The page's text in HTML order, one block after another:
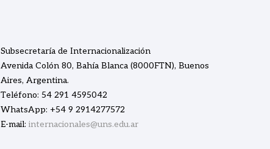
Subsecretaría de Internacionalización
Avenida Colón 80, Bahía Blanca (8000FTN), Buenos
Aires, Argentina.
Teléfono: 54 291 4595042
WhatsApp: +54 9 2914277572
E-mail: internacionales@uns.edu.ar